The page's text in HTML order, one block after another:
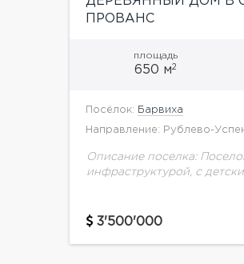
ПРОВАНС
площадь
650 м2
Посёлок: Барвиха
Направление: Рублево-
Описание поселка:
инфраструктурой, с
стиле Прованс с
3'500'000